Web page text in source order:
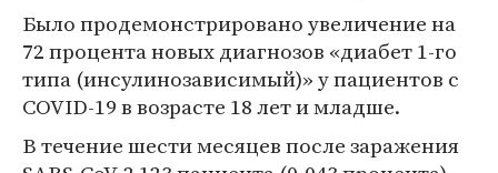
Было продемонстрировано увеличение на
72 процента новых диагнозов «диабет 1-го
типа (инсулинозависимый)» у пациентов с
COVID-19 в возрасте 18 лет и младше.
В течение шести месяцев после заражения